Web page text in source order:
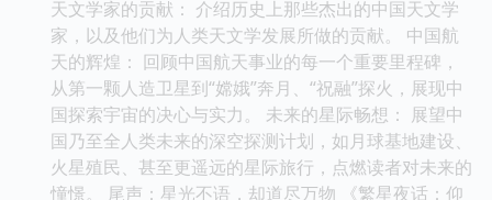
天文学家的贡献： 介绍历史上那些杰出的中国天文学
家，以及他们为人类天文学发展所做的贡献。 中国航
天的辉煌： 回顾中国航天事业的每一个重要里程碑，
从第一颗人造卫星到“嫦娥”奔月、“祝融”探火，展现中
国探索宇宙的决心与实力。 未来的星际畅想： 展望中
国乃至全人类未来的深空探测计划，如月球基地建设、
火星殖民、甚至更遥远的星际旅行，点燃读者对未来的
憧憬。 尾声：星光不语，却道尽万物 《繁星夜话：仰